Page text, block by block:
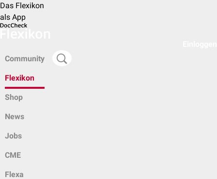
Das Flexikon
als App
Community
Flexikon
Shop
News
Jobs
CME
Flexa